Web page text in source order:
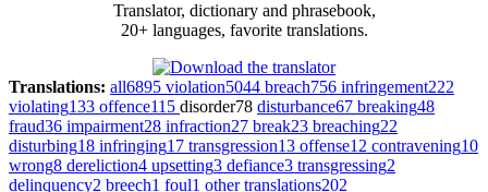
Translator, dictionary and phrasebook,
20+ languages, favorite translations.
Translations: all6895 violation5044 breach756 infringement222
violating133 offence115 disorder78 disturbance67 breaking48
fraud36 impairment28 infraction27 break23 breaching22
disturbing18 infringing17 transgression13 offense12 contravening10
wrong8 dereliction4 upsetting3 defiance3 transgressing2
delinquency2 breech1 foul1 other translations202